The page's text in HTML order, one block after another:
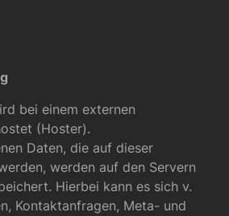
bei einem externen
(Hoster).
Daten, die auf dieser
werden auf den Servern
Hierbei kann es sich v.
Kontaktanfragen, Meta- und